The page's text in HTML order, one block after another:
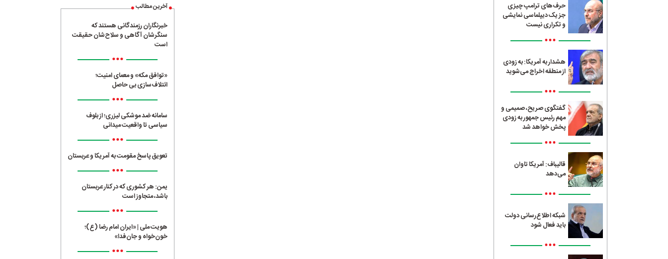
حرف‌های ترامپ چیزی
جز یک دیپلماسی نمایشی
و تکراری نیست
•••
هشدار به آمریکا: به زودی
از منطقه اخراج می‌شوید
•••
گفتگوی صریح، صمیمی و
مهم رئیس جمهور به زودی
پخش خواهد شد
•••
قالیباف: آمریکا تاوان
می‌دهد
•••
شبکه اطلاع‌رسانی دولت
باید فعال شود
•••
آخرین مطالب
خبرنگاران رزمندگانی هستند که
سنگرشان آگاهی و سلاح‌شان حقیقت
است
•••
«توافق مکه» و معمای امنیت؛
ائتلاف‌سازی بی حاصل
•••
سامانه ضد موشکی لیزری؛ از بلوف
سیاسی تا واقعیت میدانی
•••
تعویق پاسخ مقومت به آمریکا و عربستان
•••
یمن: هر کشوری که در کنار عربستان
باشد، متجاوز است
•••
هویت ملی | «ایران امام رضا (ع)؛
خون‌خواه و جان‌فدا»
•••